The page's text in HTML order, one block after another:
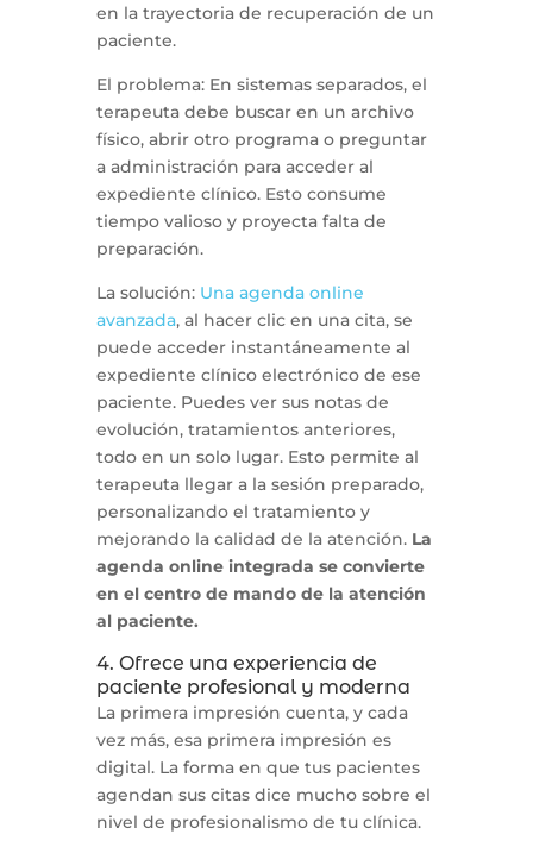
en la trayectoria de recuperación de un
paciente.
El problema: En sistemas separados, el
terapeuta debe buscar en un archivo
físico, abrir otro programa o preguntar
a administración para acceder al
expediente clínico. Esto consume
tiempo valioso y proyecta falta de
preparación.
La solución: Una agenda online
avanzada, al hacer clic en una cita, se
puede acceder instantáneamente al
expediente clínico electrónico de ese
paciente. Puedes ver sus notas de
evolución, tratamientos anteriores,
todo en un solo lugar. Esto permite al
terapeuta llegar a la sesión preparado,
personalizando el tratamiento y
mejorando la calidad de la atención.La
agenda online integrada se convierte
en el centro de mando de la atención
al paciente.
4. Ofrece una experiencia de
paciente profesional y moderna
La primera impresión cuenta, y cada
vez más, esa primera impresión es
digital. La forma en que tus pacientes
agendan sus citas dice mucho sobre el
nivel de profesionalismo de tu clínica.